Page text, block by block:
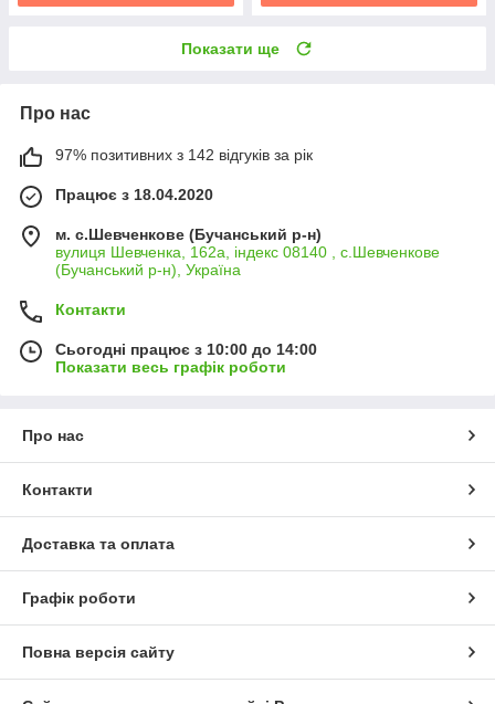
Показати ще
Про нас
97% позитивних з 142 відгуків за рік
Працює з 18.04.2020
м. с.Шевченкове (Бучанський р-н)
вулиця Шевченка, 162а, індекс 08140 , с.Шевченкове
(Бучанський р-н), Україна
Контакти
Сьогодні працює з 10:00 до 14:00
Показати весь графік роботи
Про нас
Контакти
Доставка та оплата
Графік роботи
Повна версія сайту